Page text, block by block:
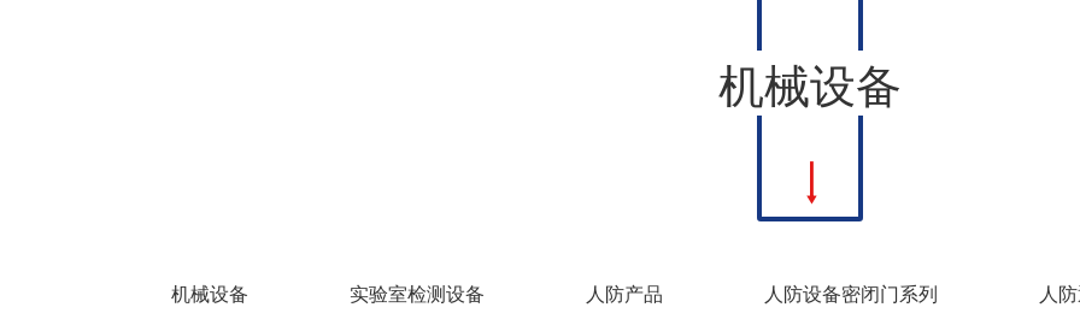
机械设备
机械设备 实验室检测设备 人防产品 人防设备密闭门系列
人